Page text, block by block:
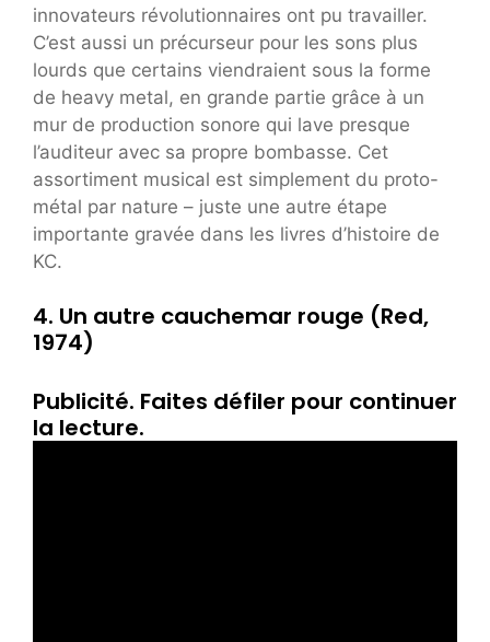
innovateurs révolutionnaires ont pu travailler.
C’est aussi un précurseur pour les sons plus
lourds que certains viendraient sous la forme
de heavy metal, en grande partie grâce à un
mur de production sonore qui lave presque
l’auditeur avec sa propre bombasse. Cet
assortiment musical est simplement du proto-
métal par nature – juste une autre étape
importante gravée dans les livres d’histoire de
KC.
4. Un autre cauchemar rouge (Red,
1974)
Publicité. Faites défiler pour continuer
la lecture.